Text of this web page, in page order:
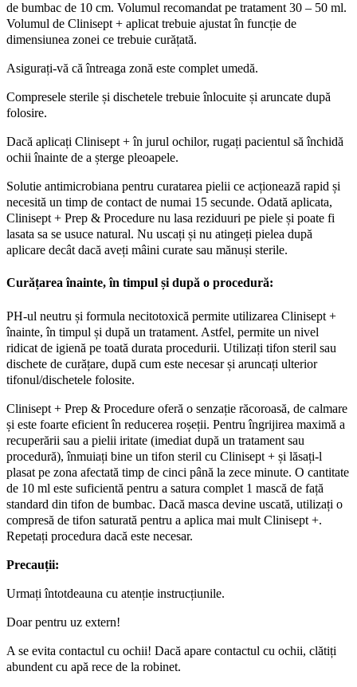
de bumbac de 10 cm. Volumul recomandat pe tratament 30 – 50 ml.
Volumul de Clinisept + aplicat trebuie ajustat în funcție de
dimensiunea zonei ce trebuie curățată.
Asigurați-vă că întreaga zonă este complet umedă.
Compresele sterile și dischetele trebuie înlocuite și aruncate după
folosire.
Dacă aplicați Clinisept + în jurul ochilor, rugați pacientul să închidă
ochii înainte de a șterge pleoapele.
Solutie antimicrobiana pentru curatarea pielii ce acționează rapid și
necesită un timp de contact de numai 15 secunde. Odată aplicata,
Clinisept + Prep & Procedure nu lasa reziduuri pe piele și poate fi
lasata sa se usuce natural. Nu uscați și nu atingeți pielea după
aplicare decât dacă aveți mâini curate sau mănuși sterile.
Curățarea înainte, în timpul și după o procedură:
PH-ul neutru și formula necitotoxică permite utilizarea Clinisept +
înainte, în timpul și după un tratament. Astfel, permite un nivel
ridicat de igienă pe toată durata procedurii. Utilizați tifon steril sau
dischete de curățare, după cum este necesar și aruncați ulterior
tifonul/dischetele folosite.
Clinisept + Prep & Procedure oferă o senzație răcoroasă, de calmare
și este foarte eficient în reducerea roșeții. Pentru îngrijirea maximă a
recuperării sau a pielii iritate (imediat după un tratament sau
procedură), înmuiați bine un tifon steril cu Clinisept + și lăsați-l
plasat pe zona afectată timp de cinci până la zece minute. O cantitate
de 10 ml este suficientă pentru a satura complet 1 mască de față
standard din tifon de bumbac. Dacă masca devine uscată, utilizați o
compresă de tifon saturată pentru a aplica mai mult Clinisept +.
Repetați procedura dacă este necesar.
Precauții:
Urmați întotdeauna cu atenție instrucțiunile.
Doar pentru uz extern!
A se evita contactul cu ochii! Dacă apare contactul cu ochii, clătiți
abundent cu apă rece de la robinet.